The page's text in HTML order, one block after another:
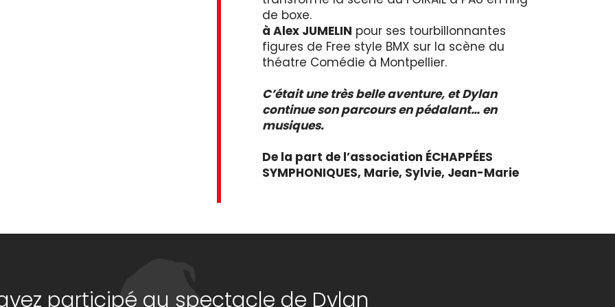
de boxe.
à Alex JUMELIN pour ses tourbillonnantes
figures de Free style BMX sur la scène du
théatre Comédie à Montpellier.
C’était une très belle aventure, et Dylan
continue son parcours en pédalant… en
musiques.
De la part de l’association ÉCHAPPÉES
SYMPHONIQUES, Marie, Sylvie, Jean-Marie
participé au spectacle de Dylan